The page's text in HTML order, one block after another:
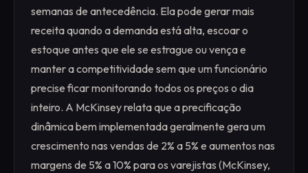
semanas de antecedência. Ela pode gerar mais
receita quando a demanda está alta, escoar o
estoque antes que ele se estrague ou vença e
manter a competitividade sem que um funcionário
precise ficar monitorando todos os preços o dia
inteiro. A McKinsey relata que a precificação
dinâmica bem implementada geralmente gera um
crescimento nas vendas de 2% a 5% e aumentos nas
margens de 5% a 10% para os varejistas (McKinsey,